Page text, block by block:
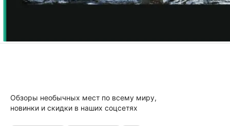
Обзоры необычных мест по всему миру,
новинки и скидки в наших соцсетях